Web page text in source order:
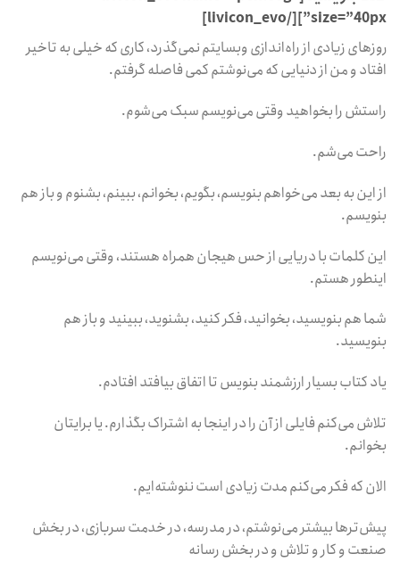
size=”40px”][/livicon_evo]
روزهای زیادی از راه‌اندازی وبسایتم نمی‌گذرد، کاری که خیلی به تاخیر
افتاد و من از دنیایی که می‌نوشتم کمی فاصله گرفتم.
راستش را بخواهید وقتی می‌نویسم سبک می‌شوم.
راحت می‌شم.
از این به بعد می‌خواهم بنویسم، بگویم، بخوانم، ببینم، بشنوم و باز هم
بنویسم.
این کلمات با دریایی از حس هیجان همراه هستند، وقتی می‌نویسم
اینطور هستم.
شما هم بنویسید، بخوانید، فکر کنید، بشنوید، ببینید و باز هم
بنویسید.
یاد کتاب بسیار ارزشمند بنویس تا اتفاق بیافتد افتادم.
تلاش می‌کنم فایلی از آن را در اینجا به اشتراک بگذارم. یا برایتان
بخوانم.
الان که فکر می‌کنم مدت‌ زیادی است ننوشته‌ایم.
پیش‌ترها بیشتر می‌نوشتم، در مدرسه، در خدمت سربازی، در بخش
صنعت و کار و تلاش و در بخش رسانه